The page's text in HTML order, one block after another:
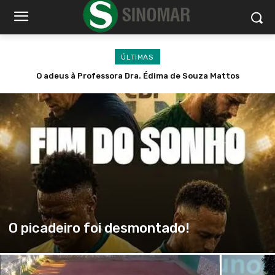
ÚLTIMAS
O adeus à Professora Dra. Édima de Souza Mattos
Paulo Crimber, o homem que transformou dor em um legado
O picadeiro foi desmontado!